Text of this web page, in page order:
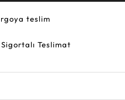
teslim
Teslimat